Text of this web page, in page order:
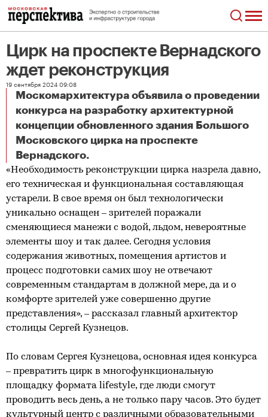
Цирк на проспекте Вернадского
ждет реконструкция
19 сентября 2024 09:08
Москомархитектура объявила о проведении
конкурса на разработку архитектурной
концепции обновленного здания Большого
Московского цирка на проспекте
Вернадского.
Цирк на проспекте Вернадского ждет реконструкция
«Необходимость реконструкции цирка назрела давно,
его техническая и функциональная составляющая
устарели. В свое время он был технологически
уникально оснащен – зрителей поражали
сменяющиеся манежи с водой, льдом, невероятные
элементы шоу и так далее. Сегодня условия
содержания животных, помещения артистов и
процесс подготовки самих шоу не отвечают
современным стандартам в должной мере, да и о
комфорте зрителей уже совершенно другие
представления», – рассказал главный архитектор
столицы Сергей Кузнецов.
По словам Сергея Кузнецова, основная идея конкурса
– превратить цирк в многофункциональную
площадку формата lifestyle, где люди смогут
проводить весь день, а не только пару часов. Это будет
культурный центр с различными образовательными